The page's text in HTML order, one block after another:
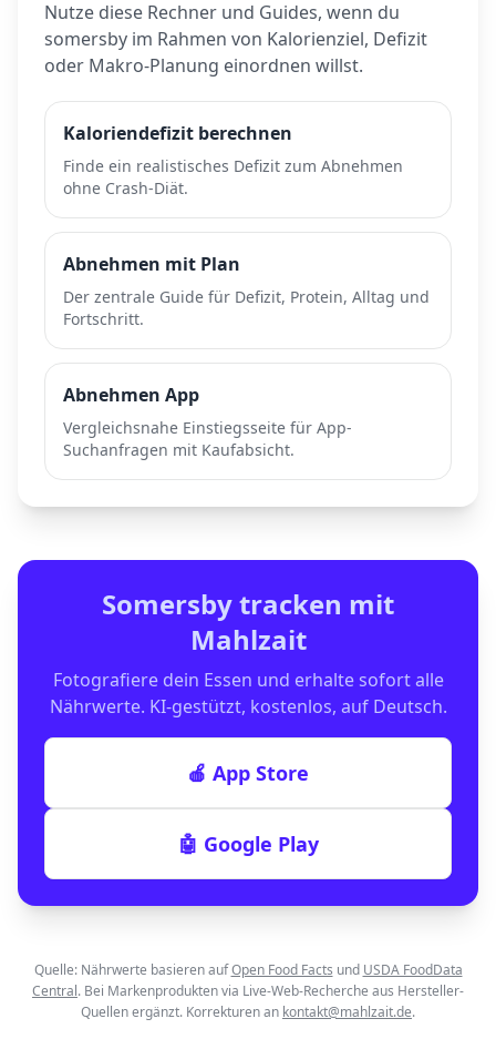
Nutze diese Rechner und Guides, wenn du
somersby im Rahmen von Kalorienziel, Defizit
oder Makro-Planung einordnen willst.
Kaloriendefizit berechnen
Finde ein realistisches Defizit zum Abnehmen
ohne Crash-Diät.
Abnehmen mit Plan
Der zentrale Guide für Defizit, Protein, Alltag und
Fortschritt.
Abnehmen App
Vergleichsnahe Einstiegsseite für App-
Suchanfragen mit Kaufabsicht.
Somersbytracken mit
Mahlzait
Fotografiere dein Essen und erhalte sofort alle
Nährwerte. KI-gestützt, kostenlos, auf Deutsch.
🍎 App Store
🤖 Google Play
Quelle: Nährwerte basieren auf Open Food Facts und USDA FoodData
Central. Bei Markenprodukten via Live-Web-Recherche aus Hersteller-
Quellen ergänzt. Korrekturen an kontakt@mahlzait.de.